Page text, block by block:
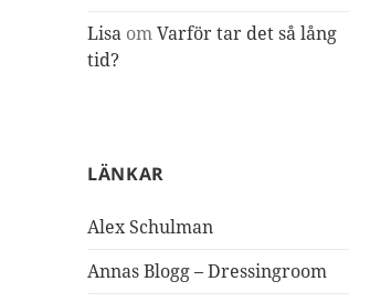
Lisa omVarför tar det så lång
tid?
LÄNKAR
Alex Schulman
Annas Blogg – Dressingroom